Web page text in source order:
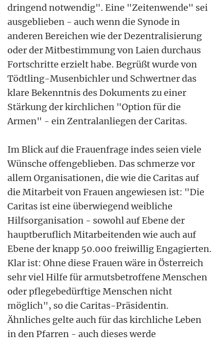
dringend notwendig". Eine "Zeitenwende" sei
ausgeblieben - auch wenn die Synode in
anderen Bereichen wie der Dezentralisierung
oder der Mitbestimmung von Laien durchaus
Fortschritte erzielt habe. Begrüßt wurde von
Tödtling-Musenbichler und Schwertner das
klare Bekenntnis des Dokuments zu einer
Stärkung der kirchlichen "Option für die
Armen" - ein Zentralanliegen der Caritas.
Im Blick auf die Frauenfrage indes seien viele
Wünsche offengeblieben. Das schmerze vor
allem Organisationen, die wie die Caritas auf
die Mitarbeit von Frauen angewiesen ist: "Die
Caritas ist eine überwiegend weibliche
Hilfsorganisation - sowohl auf Ebene der
hauptberuflich Mitarbeitenden wie auch auf
Ebene der knapp 50.000 freiwillig Engagierten.
Klar ist: Ohne diese Frauen wäre in Österreich
sehr viel Hilfe für armutsbetroffene Menschen
oder pflegebedürftige Menschen nicht
möglich", so die Caritas-Präsidentin.
Ähnliches gelte auch für das kirchliche Leben
in den Pfarren - auch dieses werde